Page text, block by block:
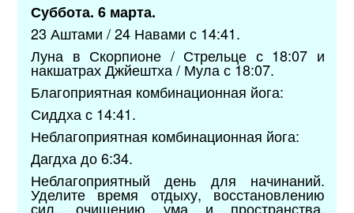
Суббота. 6 марта.
23 Аштами / 24 Навами с 14:41.
Луна в Скорпионе / Стрельце с 18:07 и
накшатрах Джйештха / Мула с 18:07.
Благоприятная комбинационная йога:
Сиддха с 14:41.
Неблагоприятная комбинационная йога:
Дагдха до 6:34.
Неблагоприятный день для начинаний.
Уделите время отдыху, восстановлению
сил, очищению ума и пространства,